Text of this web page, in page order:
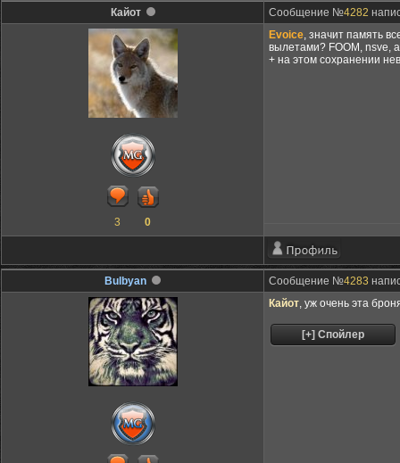
Кайот Сообщение №4282
3 0
Evoice, значит память
вылетами? FOOM, nsve,
+ на этом сохранении
Bulbyan Сообщение №4283
Кайот, уж очень эта